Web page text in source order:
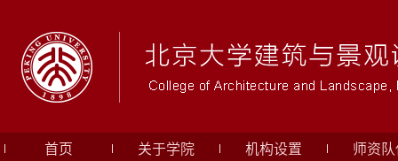
首页 关于学院 机构设置 师资队